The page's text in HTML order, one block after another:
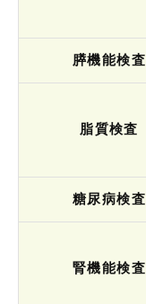
膵機能検査
脂質検査
糖尿病検査
腎機能検査